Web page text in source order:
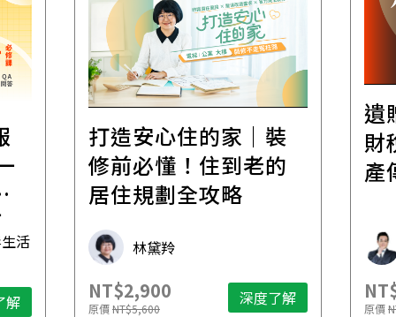
活
解
打造安心住的家｜裝
修前必懂！住到老的
居住規劃全攻略
林黛羚
NT$2,900
原價NT$5,600 深度了解
遺
財
產
原價